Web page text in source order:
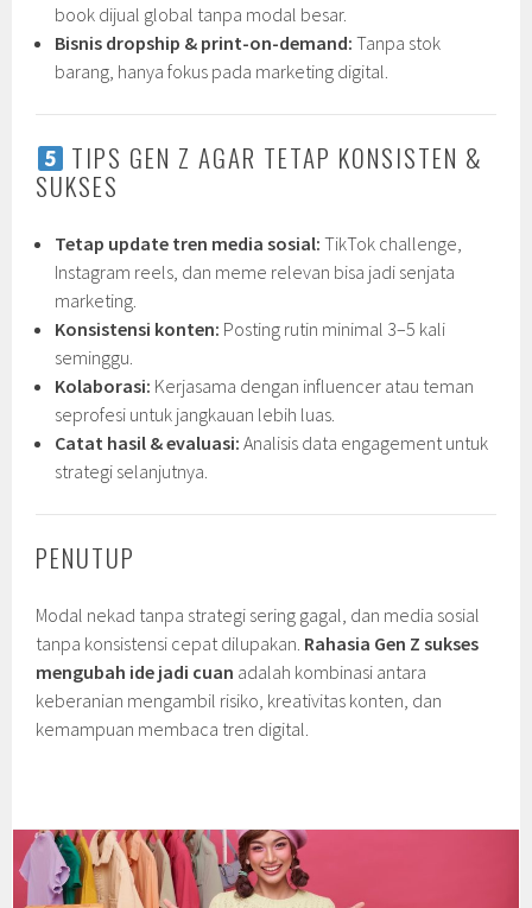
book dijual global tanpa modal besar.
Bisnis dropship & print-on-demand: Tanpa stok
barang, hanya fokus pada marketing digital.
TIPS GEN Z AGAR TETAP KONSISTEN &
SUKSES
Tetap update tren media sosial: TikTok challenge,
Instagram reels, dan meme relevan bisa jadi senjata
marketing.
Konsistensi konten: Posting rutin minimal 3–5 kali
seminggu.
Kolaborasi: Kerjasama dengan influencer atau teman
seprofesi untuk jangkauan lebih luas.
Catat hasil & evaluasi: Analisis data engagement untuk
strategi selanjutnya.
PENUTUP
Modal nekad tanpa strategi sering gagal, dan media sosial
tanpa konsistensi cepat dilupakan. Rahasia Gen Z sukses
mengubah ide jadi cuan adalah kombinasi antara
keberanian mengambil risiko, kreativitas konten, dan
kemampuan membaca tren digital.